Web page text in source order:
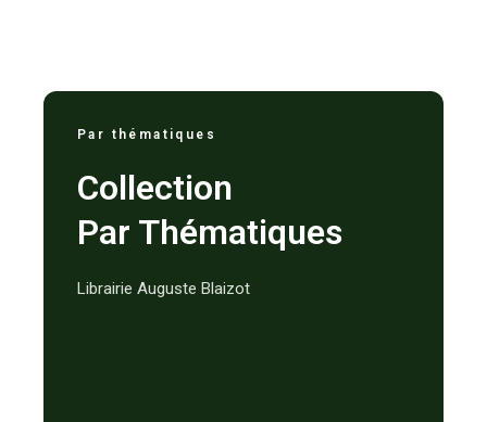
Par thématiques
Collection
Par Thématiques
Librairie Auguste Blaizot